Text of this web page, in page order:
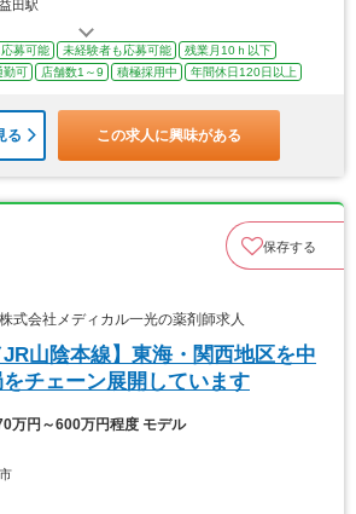
田駅
募可能 未経験者も応募可能
残業月10ｈ以下
勤可 店舗数1～9 積極採用中 年間休日120日以上
る この求人に興味がある
保存する
会社メディカル一光の薬剤師求人
JR山陰本線】東海・関西地区を中
チェーン展開しています
万円～600万円程度 モデル